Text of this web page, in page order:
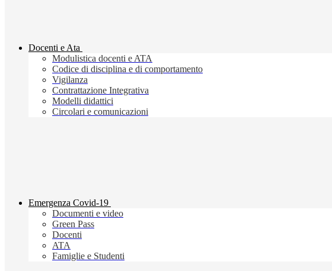
Docenti e Ata
Modulistica docenti e ATA
Codice di disciplina e di comportamento
Vigilanza
Contrattazione Integrativa
Modelli didattici
Circolari e comunicazioni
Emergenza Covid-19
Documenti e video
Green Pass
Docenti
ATA
Famiglie e Studenti